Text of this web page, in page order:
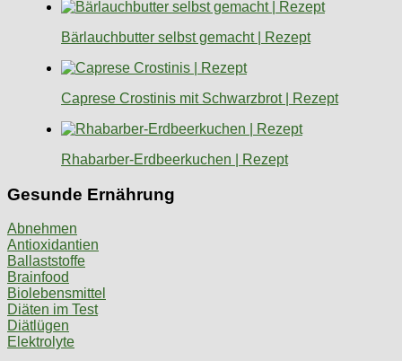
Bärlauchbutter selbst gemacht | Rezept
Caprese Crostinis mit Schwarzbrot | Rezept
Rhabarber-Erdbeerkuchen | Rezept
Gesunde Ernährung
Abnehmen
Antioxidantien
Ballaststoffe
Brainfood
Biolebensmittel
Diäten im Test
Diätlügen
Elektrolyte